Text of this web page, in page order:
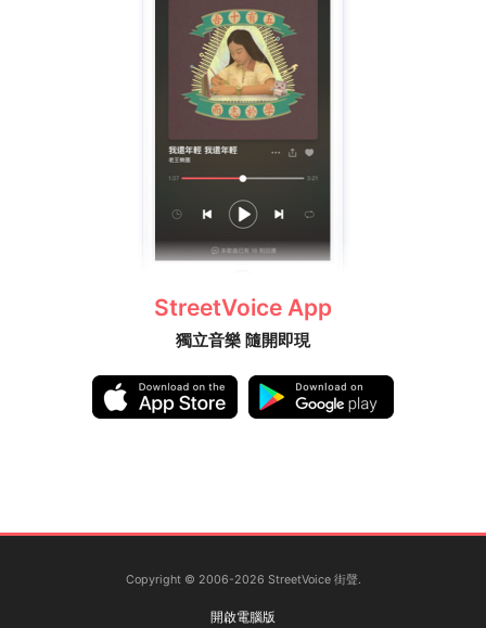
StreetVoice App
獨立音樂 隨開即現
Copyright © 2006-2026 StreetVoice 街聲.
開啟電腦版